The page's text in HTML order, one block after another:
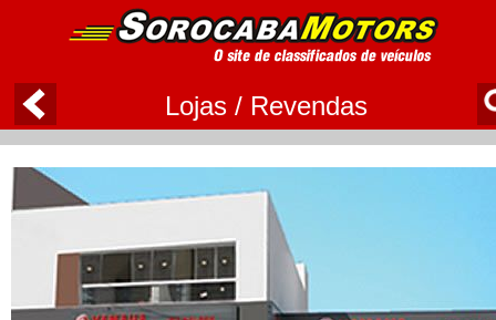
Lojas / Revendas